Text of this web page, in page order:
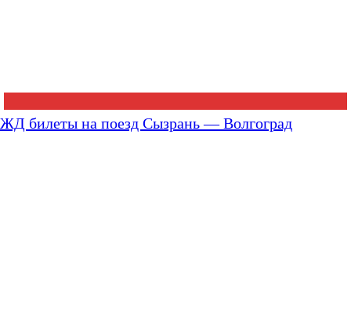
ЖД билеты на поезд Сызрань — Волгоград